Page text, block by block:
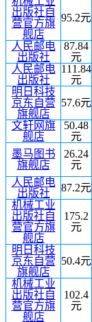
出版社自
营官方旗
舰店
95.2元
人民邮电
出版社
87.84
元
人民邮电
出版社
111.84
元
明日科技
京东自营
旗舰店
57.6元
文轩网旗
舰店
50.48
元
墨马图书
旗舰店
26.24
元
人民邮电
出版社
87.2元
机械工业
出版社自
营官方旗
舰店
175.2
元
明日科技
京东自营
旗舰店
50.4元
机械工业
出版社自
营官方旗
舰店
102.4
元